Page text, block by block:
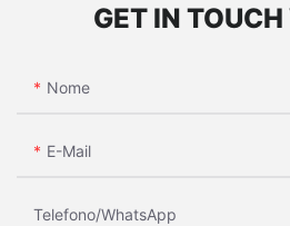
GET IN
Nome
E-Mail
Telefono/WhatsApp